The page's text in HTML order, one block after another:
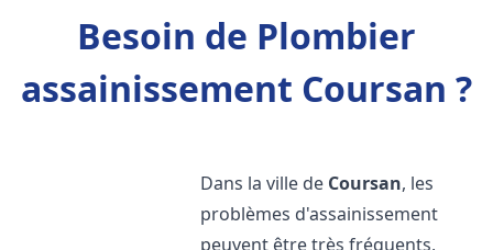
Besoin de Plombier
assainissement Coursan ?
Dans la ville de Coursan, les
problèmes d'assainissement
peuvent être très fréquents,